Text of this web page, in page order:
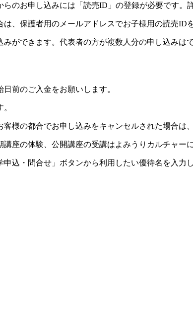
のお申し込みには「読売ID」の登録が必要です。
、保護者用のメールアドレスでお子様用の読売ID
ができます。代表者の方が複数人分の申し込みは
前のご入金をお願いします。
様の都合でお申し込みをキャンセルされた場合は
座の体験、公開講座の受講はよみうりカルチャー
込・問合せ」ボタンから利用したい優待名を入力